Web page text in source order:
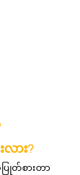
ား?
ြုတ်စားတာ